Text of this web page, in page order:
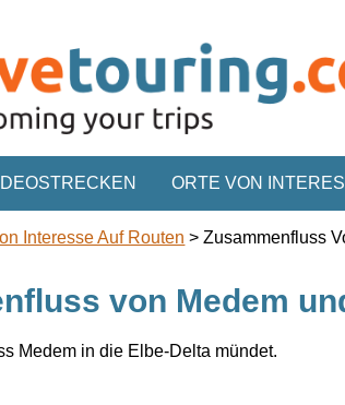
ORTE VON
Interesse Auf Routen >Zusammenfluss
von Medem
Medem in die Elbe-Delta mündet.